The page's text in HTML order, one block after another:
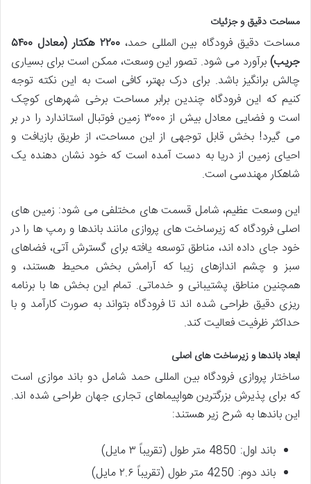
مساحت دقیق و جزئیات
مساحت دقیق فرودگاه بین المللی حمد،
۲۲۰۰ هکتار (معادل ۵۴۰۰
جریب)برآورد می شود. تصور این وسعت، ممکن است برای بسیاری
چالش برانگیز باشد. برای درک بهتر، کافی است به این نکته توجه
کنیم که این فرودگاه چندین برابر مساحت برخی شهرهای کوچک
است و فضایی معادل بیش از ۳۰۰۰ زمین فوتبال استاندارد را در بر
می گیرد! بخش قابل توجهی از این مساحت، از طریق بازیافت و
احیای زمین از دریا به دست آمده است که خود نشان دهنده یک
شاهکار مهندسی است.
این وسعت عظیم، شامل قسمت های مختلفی می شود: زمین های
اصلی فرودگاه که زیرساخت های پروازی مانند باندها و رمپ ها را در
خود جای داده اند، مناطق توسعه یافته برای گسترش آتی، فضاهای
سبز و چشم اندازهای زیبا که آرامش بخش محیط هستند، و
همچنین مناطق پشتیبانی و خدماتی. تمام این بخش ها با برنامه
ریزی دقیق طراحی شده اند تا فرودگاه بتواند به صورت کارآمد و با
حداکثر ظرفیت فعالیت کند.
ابعاد باندها و زیرساخت های اصلی
ساختار پروازی فرودگاه بین المللی حمد شامل دو باند موازی است
که برای پذیرش بزرگترین هواپیماهای تجاری جهان طراحی شده اند.
این باندها به شرح زیر هستند:
باند اول: 4850 متر طول (تقریباً ۳ مایل)
باند دوم: 4250 متر طول (تقریباً ۲.۶ مایل)